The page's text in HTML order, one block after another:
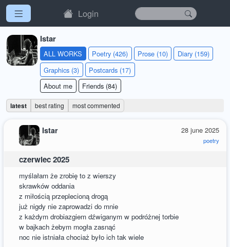
Login
Istar
ALL WORKS Poetry (426) Prose (10)
Diary (159)
Graphics (3)
Postcards (17)
About me
Friends (84)
latest best rating most commented
28 june 2025
poetry
Istar
czerwiec 2025
myślałam że zrobię to z wierszy
skrawków oddania
z miłością przeplecioną drogą
już nigdy nie zaprowadzi do mnie
z każdym drobiazgiem dźwiganym w podróżnej torbie
w bajkach żebym mogła zasnąć
noc nie istniała chociaż było ich tak wiele